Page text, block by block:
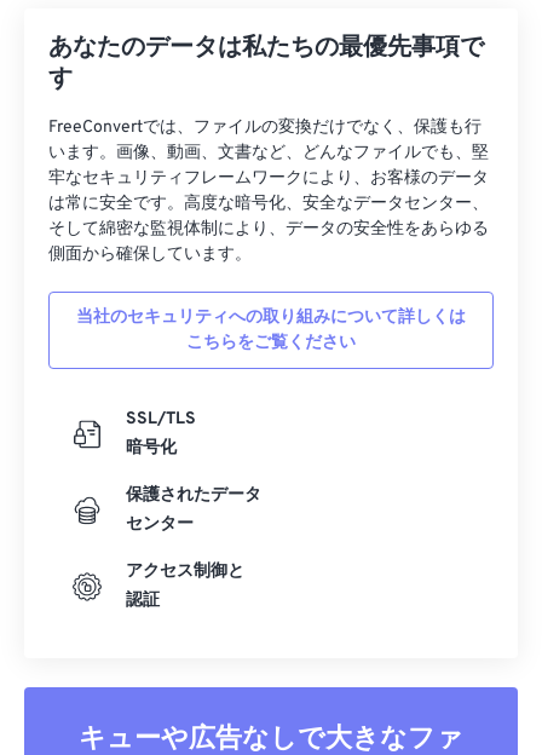
あなたのデータは私たちの最優先事項で
す
FreeConvertでは、ファイルの変換だけでなく、保護も行
います。画像、動画、文書など、どんなファイルでも、堅
牢なセキュリティフレームワークにより、お客様のデータ
は常に安全です。高度な暗号化、安全なデータセンター、
そして綿密な監視体制により、データの安全性をあらゆる
側面から確保しています。
当社のセキュリティへの取り組みについて詳しくは
こちらをご覧ください
SSL/TLS
暗号化
保護されたデータ
センター
アクセス制御と
認証
キューや広告なしで大きなファ